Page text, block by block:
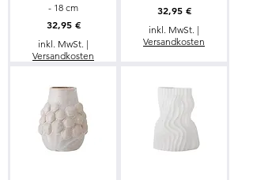
- 18 cm
Preis
32,95 €
inkl. MwSt. |
Versandkosten
Preis
32,95 €
inkl. MwSt. |
Versandkosten